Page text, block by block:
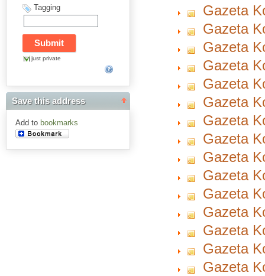
Tagging
just private
Save this address
Add to bookmarks
Gazeta
Gazeta
Gazeta
Gazeta
Gazeta
Gazeta
Gazeta
Gazeta
Gazeta
Gazeta
Gazeta
Gazeta
Gazeta
Gazeta
Gazeta